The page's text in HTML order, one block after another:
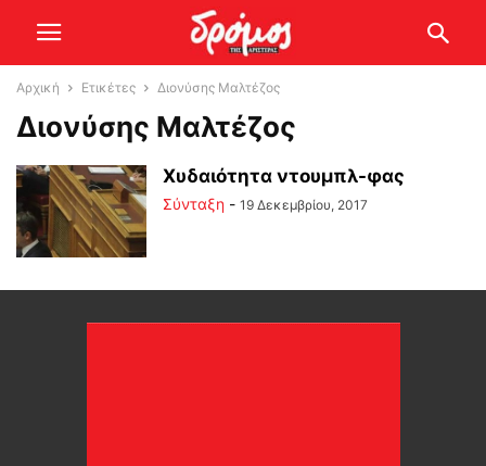
Αρχική Ετικέτες Διονύσης Μαλτέζος
Διονύσης Μαλτέζος
Χυδαιότητα ντουμπλ-φας
Σύνταξη - 19 Δεκεμβρίου, 2017